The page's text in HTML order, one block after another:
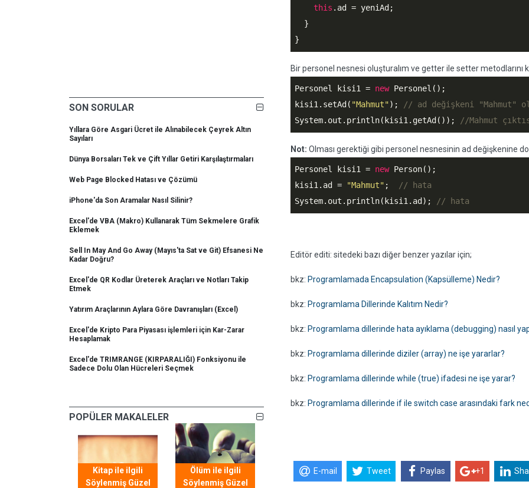
SON SORULAR
Yıllara Göre Asgari Ücret ile Alınabilecek Çeyrek Altın
Sayıları
Dünya Borsaları Tek ve Çift Yıllar Getiri Karşılaştırmaları
Web Page Blocked Hatası ve Çözümü
iPhone'da Son Aramalar Nasıl Silinir?
Excel'de VBA (Makro) Kullanarak Tüm Sekmelere Grafik
Eklemek
Sell In May And Go Away (Mayıs'ta Sat ve Git) Efsanesi Ne
Kadar Doğru?
Excel'de QR Kodlar Üreterek Araçları ve Notları Takip
Etmek
Yatırım Araçlarının Aylara Göre Davranışları (Excel)
Excel'de Kripto Para Piyasası işlemleri için Kar-Zarar
Hesaplamak
Excel'de TRIMRANGE (KIRPARALIĞI) Fonksiyonu ile
Sadece Dolu Olan Hücreleri Seçmek
POPÜLER MAKALELER
Kitap ile ilgili
Söylenmiş Güzel
Ölüm ile ilgili
Söylenmiş Güzel
this .ad = yeniAd;
  }
}
Bir personel nesnesi oluşturalım ve getter ile setter metodlarını
Personel kisi1 = new Personel();
kisi1.setAd( "Mahmut");
// ad değişkeni "Mahmut"
System.out.println(kisi1.getAd());
//Mahmut
Not: Olması gerektiği gibi personel nesnesinin ad değişkenine
Personel kisi1 = new Person();
kisi1.ad =
"Mahmut" ;
// hata
System.out.println(kisi1.ad);
// hata
Editör editi: sitedeki bazı diğer benzer yazılar için;
bkz: Programlamada Encapsulation (Kapsülleme) Nedir?
bkz: Programlama Dillerinde Kalıtım Nedir?
bkz: Programlama dillerinde hata ayıklama (debugging) nasıl
bkz: Programlama dillerinde diziler (array) ne işe yararlar?
bkz: Programlama dillerinde while (true) ifadesi ne işe yarar?
bkz: Programlama dillerinde if ile switch case arasındaki fark
E-mail Tweet Paylas +1